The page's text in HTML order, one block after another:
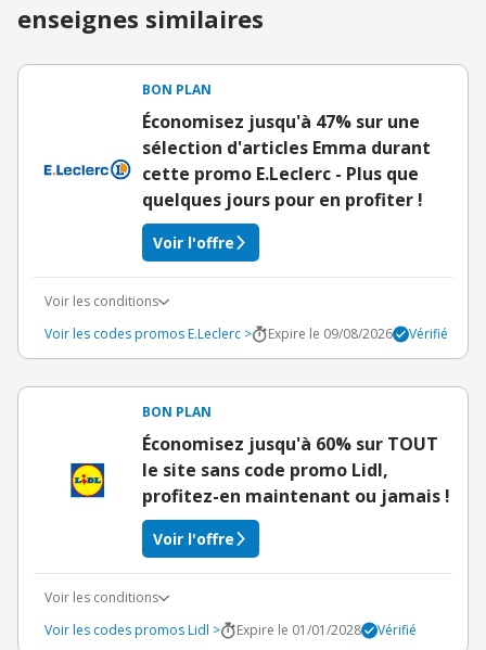
enseignes similaires
BON PLAN
Économisez jusqu'à 47% sur une
sélection d'articles Emma durant
cette promo E.Leclerc - Plus que
quelques jours pour en profiter !
Voir l'offre
Voir les conditions
Voir les codes promos E.Leclerc >
Expire le 09/08/2026 Vérifié
BON PLAN
Économisez jusqu'à 60% sur TOUT
le site sans code promo Lidl,
profitez-en maintenant ou jamais !
Voir l'offre
Voir les conditions
Voir les codes promos Lidl >
Expire le 01/01/2028 Vérifié